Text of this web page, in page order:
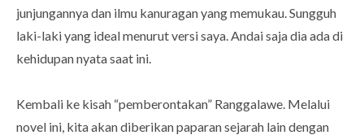
junjungannya dan ilmu kanuragan yang memukau. Sungguh
laki-laki yang ideal menurut versi saya. Andai saja dia ada di
kehidupan nyata saat ini.
Kembali ke kisah “pemberontakan” Ranggalawe. Melalui
novel ini, kita akan diberikan paparan sejarah lain dengan